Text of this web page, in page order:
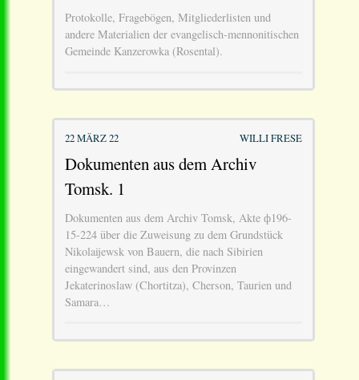
Protokolle, Fragebögen, Mitgliederlisten und
andere Materialien der evangelisch-mennonitischen
Gemeinde Kanzerowka (Rosental).
22 MÄRZ 22 WILLI FRESE
Dokumenten aus dem Archiv
Tomsk. 1
Dokumenten aus dem Archiv Tomsk, Akte ф196-
15-224 über die Zuweisung zu dem Grundstück
Nikolaijewsk von Bauern, die nach Sibirien
eingewandert sind, aus den Provinzen
Jekaterinoslaw (Chortitza), Cherson, Taurien und
Samara…